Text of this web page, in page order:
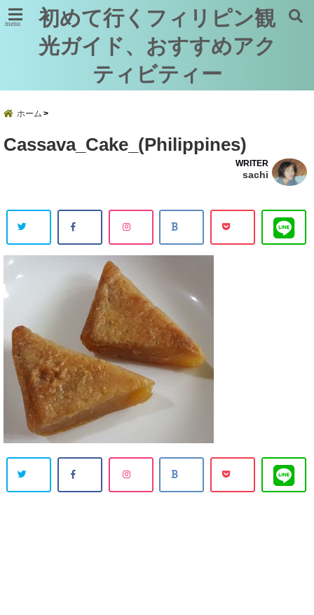
menu
初めて行くフィリピン観
光ガイド、おすすめアク
ティビティー
ホーム
Cassava_Cake_(Philippines)
WRITER
sachi